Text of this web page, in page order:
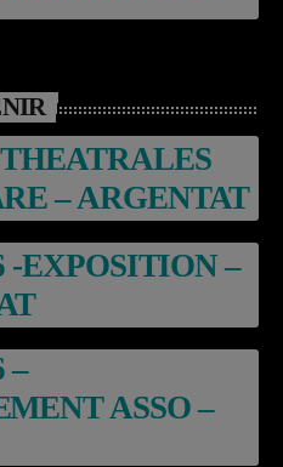
– ARGENTAT
-EXPOSITION –
–
ASSO –